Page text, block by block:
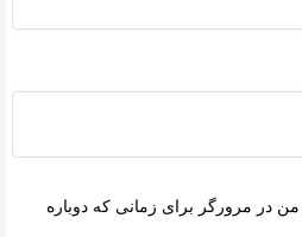
در مرورگر برای زمانی که دوباره